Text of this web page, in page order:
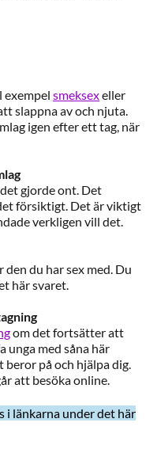
exempel smeksexeller
slappna av och njuta.
igen efter ett tag, när
gjorde ont. Det
försiktigt. Det är viktigt
verkligen vill det.
du har sex med. Du
här svaret.
om det fortsätter att
unga med såna här
beror på och hjälpa dig.
att besöka online.
länkarna under det här